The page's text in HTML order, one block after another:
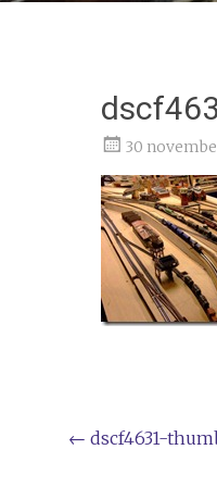
30
Bericht
← dscf4631-